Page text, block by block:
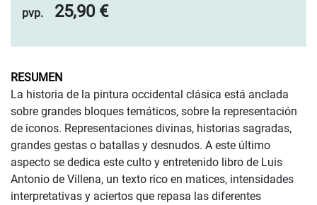
pvp.
25,90 €
RESUMEN
La historia de la pintura occidental clásica está anclada
sobre grandes bloques temáticos, sobre la representación
de iconos. Representaciones divinas, historias sagradas,
grandes gestas o batallas y desnudos. A este último
aspecto se dedica este culto y entretenido libro de Luis
Antonio de Villena, un texto rico en matices, intensidades
interpretativas y aciertos que repasa las diferentes